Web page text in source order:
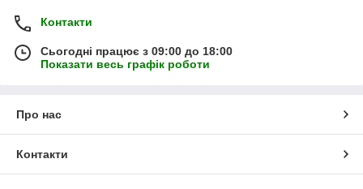
Контакти
Сьогодні працює з 09:00 до 18:00
Показати весь графік роботи
Про нас
Контакти